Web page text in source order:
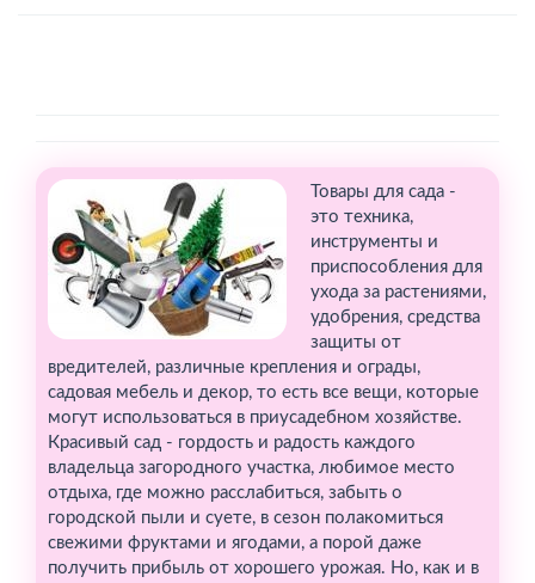
Товары для сада -
это техника,
инструменты и
приспособления для
ухода за растениями,
удобрения, средства
защиты от
вредителей, различные крепления и ограды,
садовая мебель и декор, то есть все вещи, которые
могут использоваться в приусадебном хозяйстве.
Красивый сад - гордость и радость каждого
владельца загородного участка, любимое место
отдыха, где можно расслабиться, забыть о
городской пыли и суете, в сезон полакомиться
свежими фруктами и ягодами, а порой даже
получить прибыль от хорошего урожая. Но, как и в